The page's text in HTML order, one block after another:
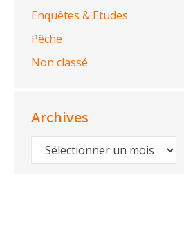
Enquêtes & Etudes
Pêche
Non classé
Archives
Archives